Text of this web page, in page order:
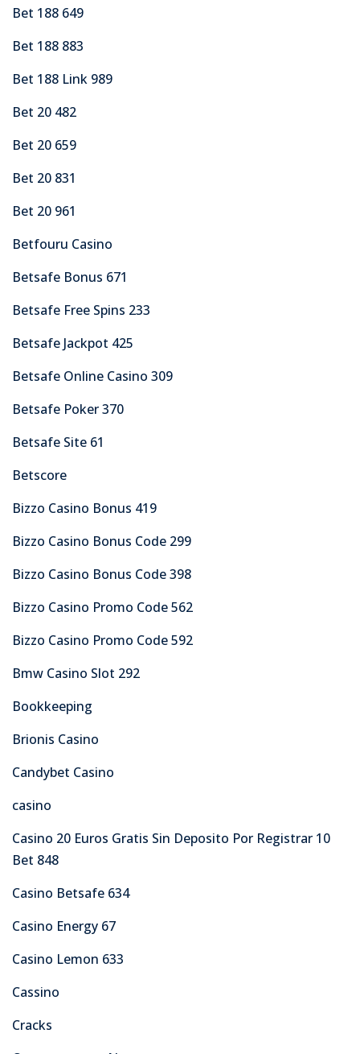
Bet 188 649
Bet 188 883
Bet 188 Link 989
Bet 20 482
Bet 20 659
Bet 20 831
Bet 20 961
Betfouru Casino
Betsafe Bonus 671
Betsafe Free Spins 233
Betsafe Jackpot 425
Betsafe Online Casino 309
Betsafe Poker 370
Betsafe Site 61
Betscore
Bizzo Casino Bonus 419
Bizzo Casino Bonus Code 299
Bizzo Casino Bonus Code 398
Bizzo Casino Promo Code 562
Bizzo Casino Promo Code 592
Bmw Casino Slot 292
Bookkeeping
Brionis Casino
Candybet Casino
casino
Casino 20 Euros Gratis Sin Deposito Por Registrar 10
Bet 848
Casino Betsafe 634
Casino Energy 67
Casino Lemon 633
Cassino
Cracks